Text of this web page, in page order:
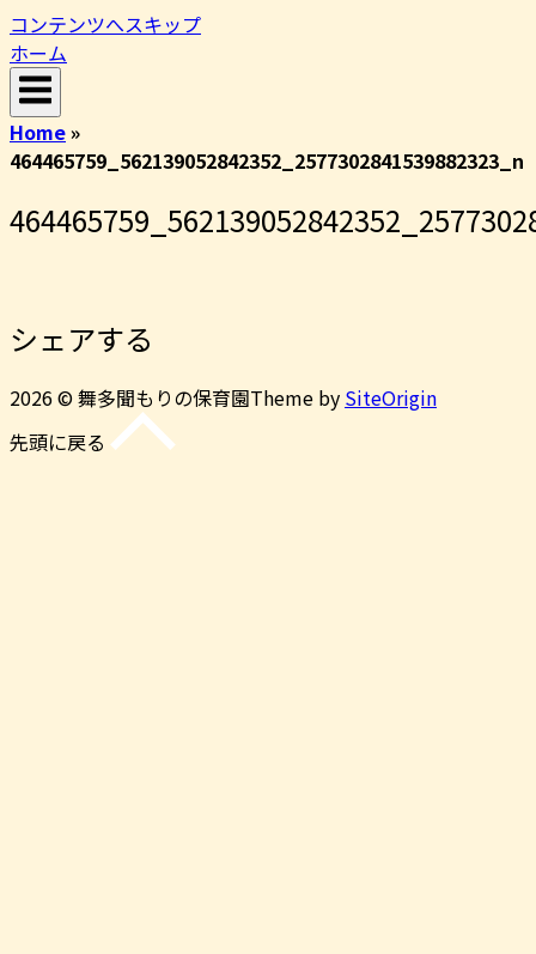
コンテンツへスキップ
ホーム
Home»
464465759_562139052842352_2577302841539882323_n
シェアする
2026 © 舞多聞もりの保育園Theme by SiteOrigin
先頭に戻る